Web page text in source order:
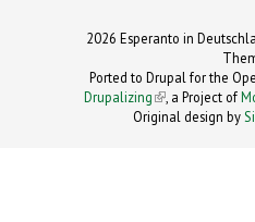
2026 Esperanto in
Ported to Drupal for the
Drupalizing(link is external)
, a Project of
Original design by